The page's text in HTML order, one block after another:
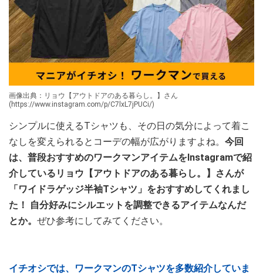
画像出典：リョウ【アウトドアのある暮らし。】さん
(https://www.instagram.com/p/C7lxL7jPUCi/)
シンプルに使えるTシャツも、その日の気分によって着こ
なしを変えられるとコーデの幅が広がりますよね。 今回
は、普段おすすめのワークマンアイテムをInstagramで紹
介しているリョウ【アウトドアのある暮らし。】さんが
「ワイドラゲッジ半袖Tシャツ」をおすすめしてくれまし
た！ 自分好みにシルエットを調整できるアイテムなんだ
とか。 ぜひ参考にしてみてください。
イチオシでは、ワークマンのTシャツを多数紹介していま